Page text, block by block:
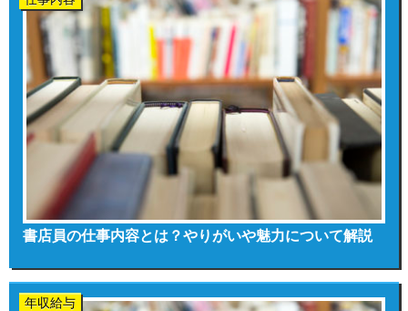
書店員の仕事内容とは？やりがいや魅力について解説
年収給与